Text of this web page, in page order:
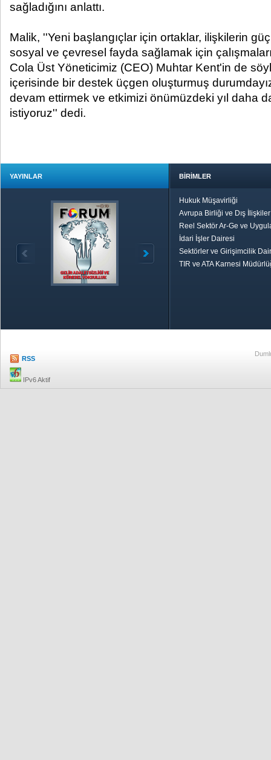
sağladığını anlattı.
Malik, ''Yeni başlangıçlar için ortaklar, ilişkilerin
sosyal ve çevresel fayda sağlamak için
Cola Üst Yöneticimiz (CEO) Muhtar Kent'in de
içerisinde bir destek üçgen oluşturmuş
devam ettirmek ve etkimizi önümüzdeki yıl daha
istiyoruz'' dedi.
YAYINLAR BİRİMLER
Hukuk Müşavirliği
Avrupa Birliği ve Dış
Reel Sektör Ar-Ge ve
İdari İşler Dairesi
Sektörler ve Girişimcilik
TIR ve ATA Karnesi
RSS
IPv6 Aktif